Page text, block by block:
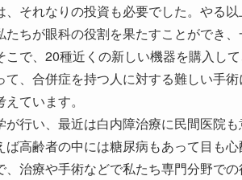
それなりの投資も必要でした。やる以
ちが眼科の役割を果たすことができ
で、20種近くの新しい機器を購入し
て、合併症を持つ人に対する難しい手
ています。
行い、最近は白内障治療に民間医院
ば高齢者の中には糖尿病もあって目も
治療や手術などで私たち専門分野で